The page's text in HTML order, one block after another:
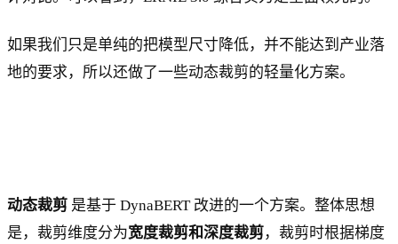
如果我们只是单纯的把模型尺寸降低，并不能达到产业落
地的要求，所以还做了一些动态裁剪的轻量化方案。
动态裁剪 是基于 DynaBERT 改进的一个方案。整体思想
是，裁剪维度分为宽度裁剪和深度裁剪，裁剪时根据梯度